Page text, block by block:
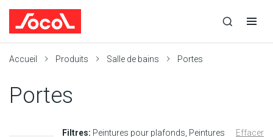
recherche
recherche
navigation
Accueil Produits Salle de bains Portes
Portes
Filtres: Peintures pour plafonds Peintures
Effacer